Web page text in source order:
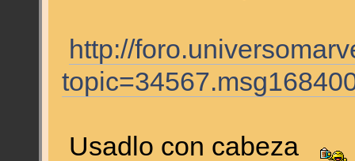
http://
Usadlo con cabeza